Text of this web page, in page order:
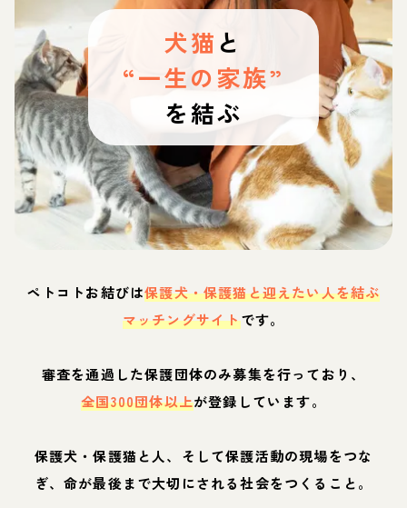
犬猫 と
“一生の家族”
を結ぶ
ペトコトお結びは保護犬・保護猫と迎えたい人を結ぶ
マッチングサイトです。
審査を通過した保護団体のみ募集を行っており、
全国300団体以上が登録しています。
保護犬・保護猫と人、そして保護活動の現場をつな
ぎ、命が最後まで大切にされる社会をつくること。